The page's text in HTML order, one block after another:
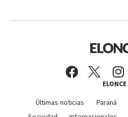
ELONCE
Últimas noticias Paraná